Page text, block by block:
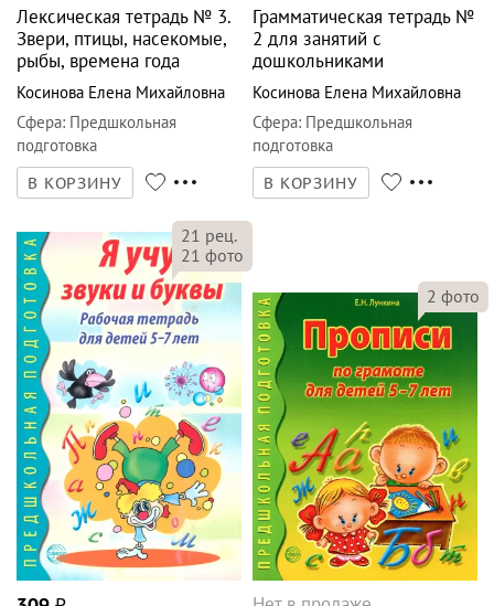
Лексическая тетрадь № 3.
Звери, птицы, насекомые,
рыбы, времена года
Косинова Елена Михайловна
Сфера: Предшкольная
подготовка
В КОРЗИНУ
Грамматическая тетрадь №
2 для занятий с
дошкольниками
Косинова Елена Михайловна
Сфера: Предшкольная
подготовка
В КОРЗИНУ
21 рец.
21 фото
2 фото